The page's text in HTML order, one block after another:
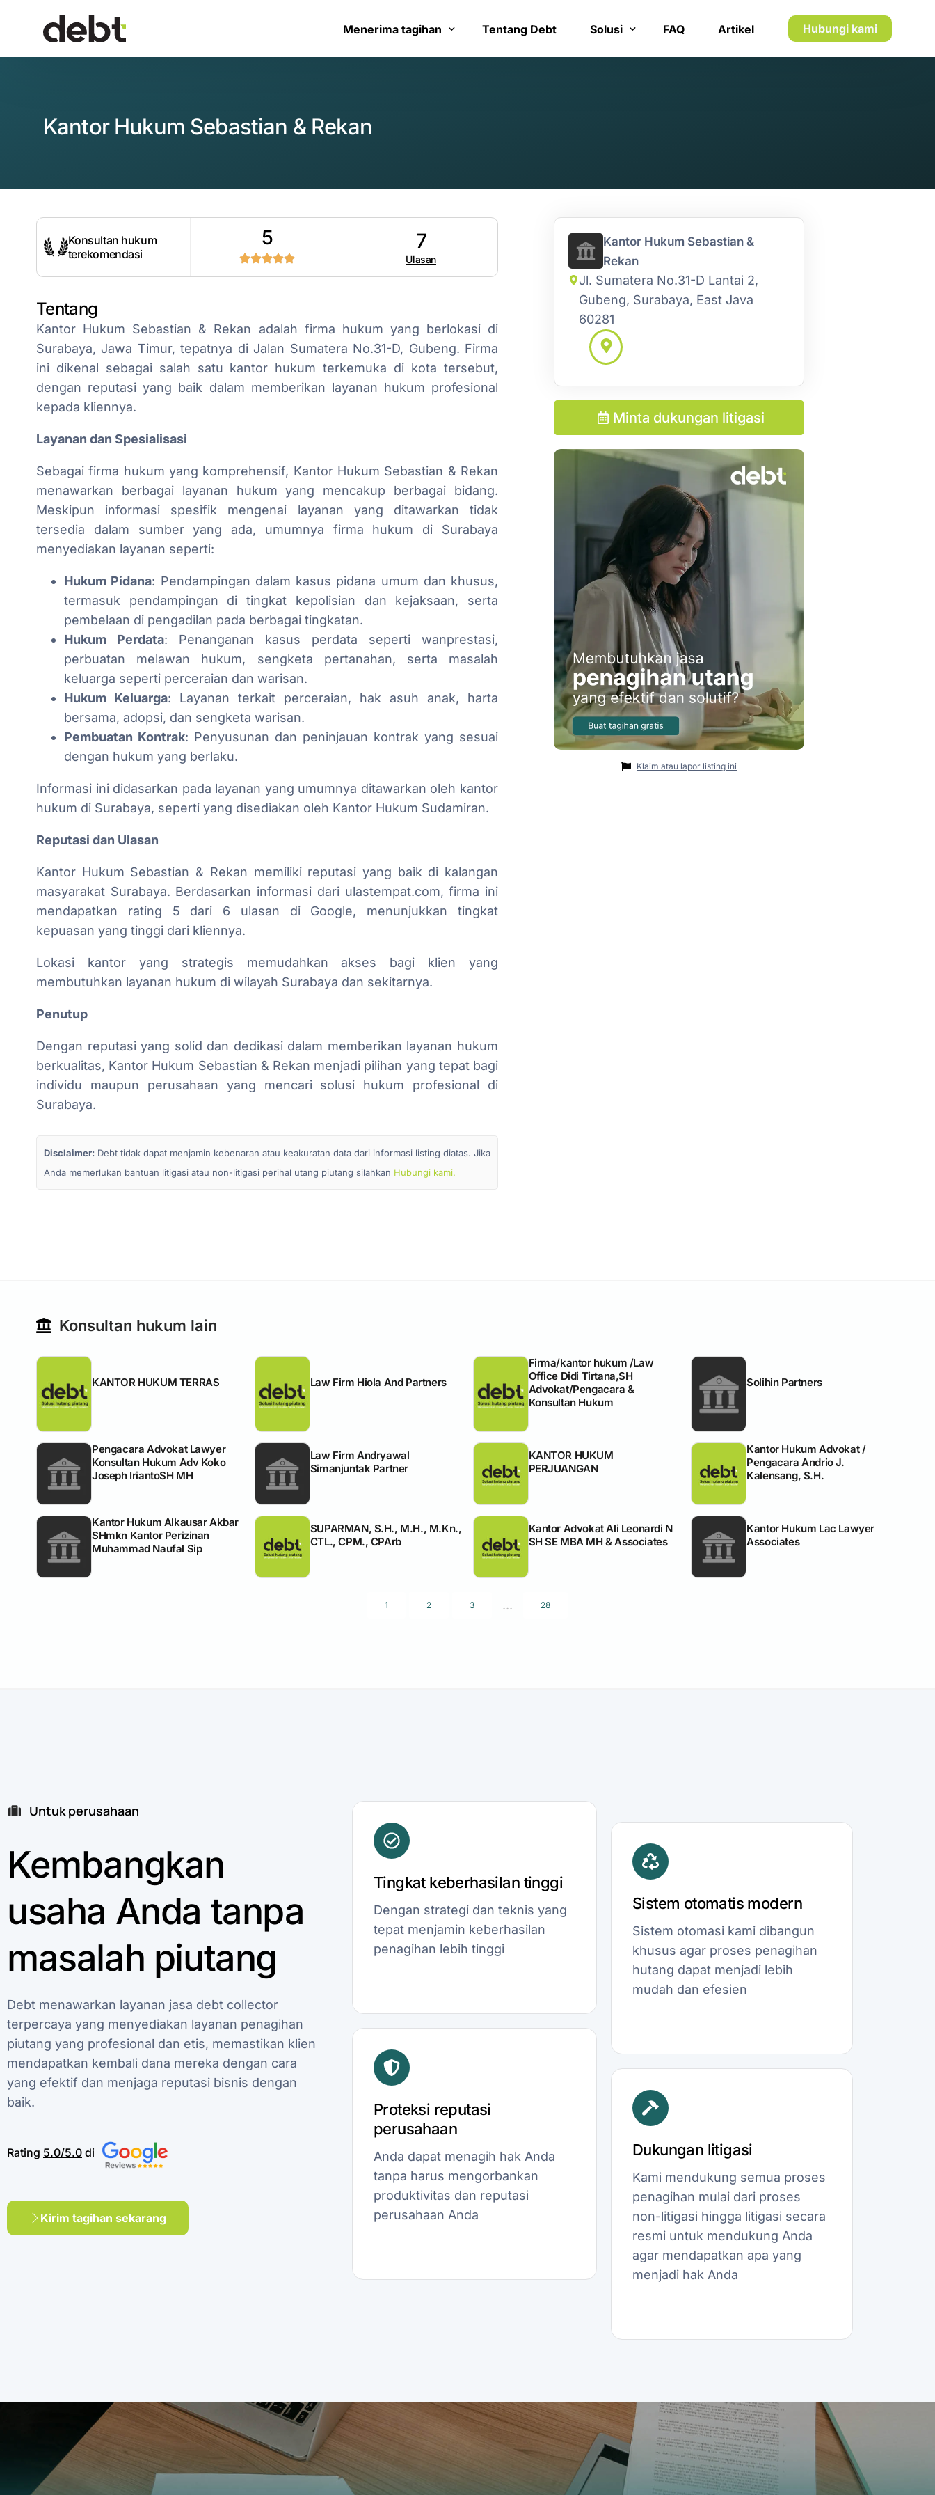
Menerima tagihan
Konfirmasi pembayaran
Tentang Debt Solusi FAQ Artikel Hubungi kami
Kantor Hukum Sebastian & Rekan
Konsultan hukum
terekomendasi
5 7
Ulasan
Tentang
Kantor Hukum Sebastian & Rekan adalah firma hukum yang berlokasi di
Surabaya, Jawa Timur, tepatnya di Jalan Sumatera No.31-D, Gubeng. Firma
ini dikenal sebagai salah satu kantor hukum terkemuka di kota tersebut,
dengan reputasi yang baik dalam memberikan layanan hukum profesional
kepada kliennya.
Layanan dan Spesialisasi
Sebagai firma hukum yang komprehensif, Kantor Hukum Sebastian & Rekan
menawarkan berbagai layanan hukum yang mencakup berbagai bidang.
Meskipun informasi spesifik mengenai layanan yang ditawarkan tidak
tersedia dalam sumber yang ada, umumnya firma hukum di Surabaya
menyediakan layanan seperti:
Hukum Pidana: Pendampingan dalam kasus pidana umum dan khusus,
termasuk pendampingan di tingkat kepolisian dan kejaksaan, serta
pembelaan di pengadilan pada berbagai tingkatan.
Hukum Perdata: Penanganan kasus perdata seperti wanprestasi,
perbuatan melawan hukum, sengketa pertanahan, serta masalah
keluarga seperti perceraian dan warisan.
Hukum Keluarga: Layanan terkait perceraian, hak asuh anak, harta
bersama, adopsi, dan sengketa warisan.
Pembuatan Kontrak: Penyusunan dan peninjauan kontrak yang sesuai
dengan hukum yang berlaku.
Informasi ini didasarkan pada layanan yang umumnya ditawarkan oleh kantor
hukum di Surabaya, seperti yang disediakan oleh Kantor Hukum Sudamiran.
Reputasi dan Ulasan
Kantor Hukum Sebastian & Rekan memiliki reputasi yang baik di kalangan
masyarakat Surabaya. Berdasarkan informasi dari ulastempat.com, firma ini
mendapatkan rating 5 dari 6 ulasan di Google, menunjukkan tingkat
kepuasan yang tinggi dari kliennya.
Lokasi kantor yang strategis memudahkan akses bagi klien yang
membutuhkan layanan hukum di wilayah Surabaya dan sekitarnya.
Penutup
Dengan reputasi yang solid dan dedikasi dalam memberikan layanan hukum
berkualitas, Kantor Hukum Sebastian & Rekan menjadi pilihan yang tepat bagi
individu maupun perusahaan yang mencari solusi hukum profesional di
Surabaya.
Disclaimer: Debt tidak dapat menjamin kebenaran atau keakuratan data dari informasi listing diatas. Jika
Anda memerlukan bantuan litigasi atau non-litigasi perihal utang piutang silahkan Hubungi kami.
Kantor Hukum Sebastian &
Rekan
Jl. Sumatera No.31-D Lantai 2,
Gubeng, Surabaya, East Java
60281
Minta dukungan litigasi
Klaim atau lapor listing ini
Konsultan hukum lain
KANTOR HUKUM TERRAS Law Firm Hiola And Partners
Firma/kantor hukum /Law
Office Didi Tirtana,SH
Advokat/Pengacara &
Konsultan Hukum
Solihin Partners
Pengacara Advokat Lawyer
Konsultan Hukum Adv Koko
Joseph IriantoSH MH
Law Firm Andryawal
Simanjuntak Partner
KANTOR HUKUM
PERJUANGAN
Kantor Hukum Advokat /
Pengacara Andrio J.
Kalensang, S.H.
Kantor Hukum Alkausar Akbar
SHmkn Kantor Perizinan
Muhammad Naufal Sip
SUPARMAN, S.H., M.H., M.Kn.,
CTL., CPM., CPArb
Kantor Advokat Ali Leonardi N
SH SE MBA MH & Associates
Kantor Hukum Lac Lawyer
Associates
1 2 3 ... 28
Untuk perusahaan
Kembangkan
usaha Anda tanpa
masalah piutang
Debt menawarkan layanan jasa debt collector
terpercaya yang menyediakan layanan penagihan
piutang yang profesional dan etis, memastikan klien
mendapatkan kembali dana mereka dengan cara
yang efektif dan menjaga reputasi bisnis dengan
baik.
Rating 5.0/5.0 di
Kirim tagihan sekarang
Tingkat keberhasilan tinggi
Dengan strategi dan teknis yang
tepat menjamin keberhasilan
penagihan lebih tinggi
Proteksi reputasi
perusahaan
Anda dapat menagih hak Anda
tanpa harus mengorbankan
produktivitas dan reputasi
perusahaan Anda
Sistem otomatis modern
Sistem otomasi kami dibangun
khusus agar proses penagihan
hutang dapat menjadi lebih
mudah dan efesien
Dukungan litigasi
Kami mendukung semua proses
penagihan mulai dari proses
non-litigasi hingga litigasi secara
resmi untuk mendukung Anda
agar mendapatkan apa yang
menjadi hak Anda